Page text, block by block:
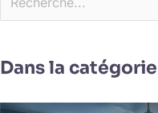
Dans la